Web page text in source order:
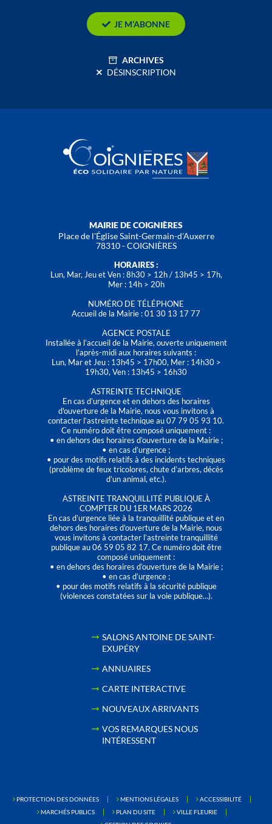
JE M’ABONNE
ARCHIVES
DÉSINSCRIPTION
MAIRIE DE COIGNIÈRES
Place de l'Église Saint-Germain-d'Auxerre
78310 - COIGNIÈRES
HORAIRES :
Lun, Mar, Jeu et Ven : 8h30 > 12h / 13h45 > 17h,
Mer : 14h > 20h
NUMÉRO DE TÉLÉPHONE
Accueil de la Mairie : 01 30 13 17 77
AGENCE POSTALE
Installée à l’accueil de la Mairie, ouverte uniquement
l'après-midi aux horaires suivants :
Lun, Mar et Jeu : 13h45 > 17h00, Mer : 14h30 >
19h30, Ven : 13h45 > 16h30
ASTREINTE TECHNIQUE
En cas d’urgence et en dehors des horaires
d'ouverture de la Mairie, nous vous invitons à
contacter l’astreinte technique au 07 79 05 93 10.
Ce numéro doit être composé uniquement :
• en dehors des horaires d’ouverture de la Mairie ;
• en cas d’urgence ;
• pour des motifs relatifs à des incidents techniques
(problème de feux tricolores, chute d’arbres, décès
d’un animal, etc.).
ASTREINTE TRANQUILLITÉ PUBLIQUE À
COMPTER DU 1ER MARS 2026
En cas d’urgence liée à la tranquillité publique et en
dehors des horaires d'ouverture de la Mairie, nous
vous invitons à contacter l’astreinte tranquillité
publique au 06 59 05 82 17. Ce numéro doit être
composé uniquement :
• en dehors des horaires d’ouverture de la Mairie ;
• en cas d’urgence ;
• pour des motifs relatifs à la sécurité publique
(violences constatées sur la voie publique…).
SALONS ANTOINE DE SAINT-
EXUPÉRY
ANNUAIRES
CARTE INTERACTIVE
NOUVEAUX ARRIVANTS
VOS REMARQUES NOUS
INTÉRESSENT
PROTECTION DES DONNÉES MENTIONS LÉGALES
ACCESSIBILITÉ
MARCHÉS PUBLICS
PLAN DU SITE
VILLE FLEURIE